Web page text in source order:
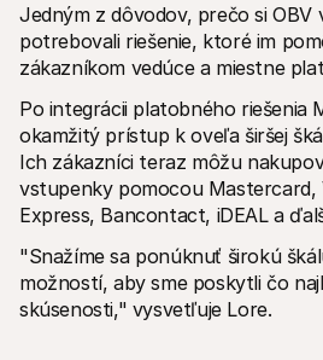
Jedným z dôvodov, prečo si OBV
potrebovali riešenie, ktoré im
zákazníkom vedúce a miestne
Po integrácii platobného riešenia
okamžitý prístup k oveľa širšej
Ich zákazníci teraz môžu
vstupenky pomocou Mastercard,
Express, Bancontact, iDEAL a
"Snažíme sa ponúknuť širokú
možností, aby sme poskytli čo
skúsenosti," vysvetľuje Lore.